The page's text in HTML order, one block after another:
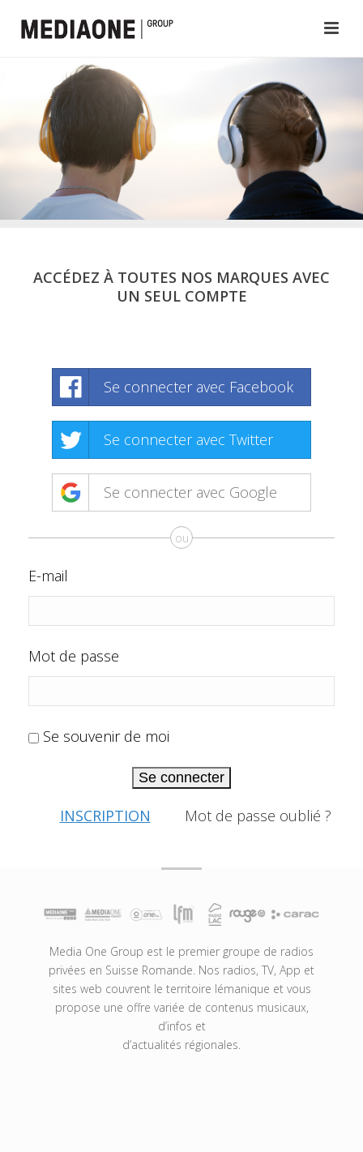
ACCÉDEZ À TOUTES NOS MARQUES AVEC
UN SEUL COMPTE
Se connecter avec Facebook
Se connecter avec Twitter
Se connecter avec Google
ou
E-mail
Mot de passe
Se souvenir de moi
Se connecter
INSCRIPTION Mot de passe oublié ?
Media One Group est le premier groupe de radios
privées en Suisse Romande. Nos radios, TV, App et
sites web couvrent le territoire lémanique et vous
propose une offre variée de contenus musicaux,
d’infos et
d’actualités régionales.